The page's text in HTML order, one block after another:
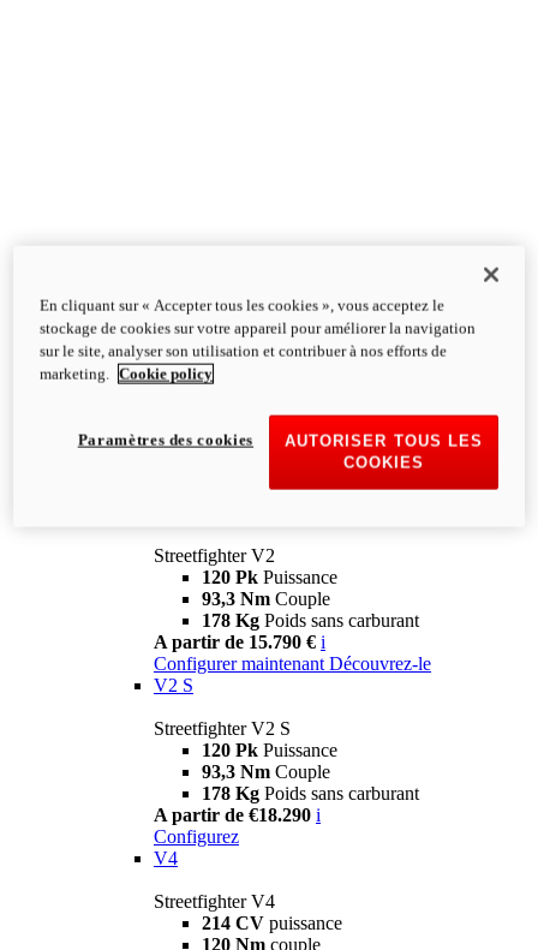
Streetfighter V2
120 Pk Puissance
93,3 Nm Couple
178 Kg Poids sans carburant
A partir de 15.790 € i
Configurer maintenant Découvrez-le
V2 S
Streetfighter V2 S
120 Pk Puissance
93,3 Nm Couple
178 Kg Poids sans carburant
A partir de €18.290 i
Configurez
V4
Streetfighter V4
214 CV puissance
120 Nm couple
En cliquant sur « Accepter tous les cookies », vous acceptez le
stockage de cookies sur votre appareil pour améliorer la navigation
sur le site, analyser son utilisation et contribuer à nos efforts de
marketing.
Cookie policy
AUTORISER TOUS LES
COOKIES
Paramètres des cookies